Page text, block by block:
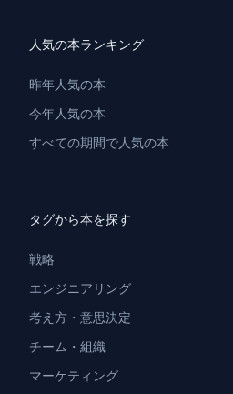
人気の本ランキング
昨年人気の本
今年人気の本
すべての期間で人気の本
タグから本を探す
戦略
エンジニアリング
考え方・意思決定
チーム・組織
マーケティング